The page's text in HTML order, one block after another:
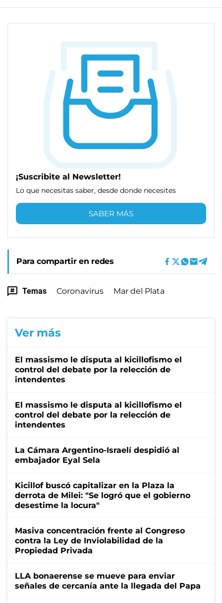
¡Suscribite al Newsletter!
Lo que necesitas saber, desde donde necesites
SABER MÁS
Para compartir en redes
Temas Coronavirus Mar del Plata
Ver más
El massismo le disputa al kicillofismo el
control del debate por la relección de
intendentes
El massismo le disputa al kicillofismo el
control del debate por la relección de
intendentes
La Cámara Argentino-Israelí despidió al
embajador Eyal Sela
Kicillof buscó capitalizar en la Plaza la
derrota de Milei: "Se logró que el gobierno
desestime la locura"
Masiva concentración frente al Congreso
contra la Ley de Inviolabilidad de la
Propiedad Privada
LLA bonaerense se mueve para enviar
señales de cercanía ante la llegada del Papa